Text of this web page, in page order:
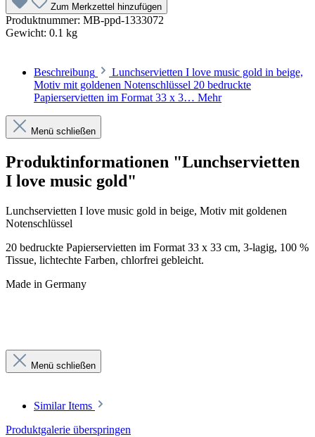
Zum Merkzettel hinzufügen
Produktnummer: MB-ppd-1333072
Gewicht: 0.1 kg
Beschreibung
Lunchservietten I love music gold in beige,
Motiv mit goldenen Notenschlüssel 20 bedruckte
Papierservietten im Format 33 x 3… Mehr
Menü schließen
Produktinformationen "Lunchservietten
I love music gold"
Lunchservietten I love music gold in beige, Motiv mit goldenen
Notenschlüssel
20 bedruckte Papierservietten im Format 33 x 33 cm, 3-lagig, 100 %
Tissue, lichtechte Farben, chlorfrei gebleicht.
Made in Germany
Menü schließen
Similar Items
Produktgalerie überspringen